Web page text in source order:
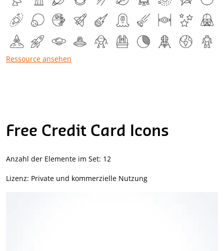
Ressource ansehen
Free Credit Card Icons
Anzahl der Elemente im Set: 12
Lizenz: Private und kommerzielle Nutzung